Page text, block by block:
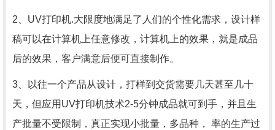
2、UV打印机.大限度地满足了人们的个性化需求，设计样
稿可以在计算机上任意修改，计算机上的效果，就是成品
后的效果，客户满意后便可直接制作。
3、以往一个产品从设计，打样到交货需要几天甚至几十
天，但应用UV打印机技术2-5分钟成品就可到手，并且生
产批量不受限制，真正实现小批量，多品种， 率的生产过